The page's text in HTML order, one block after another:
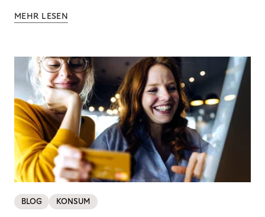
MEHR LESEN
BLOG KONSUM